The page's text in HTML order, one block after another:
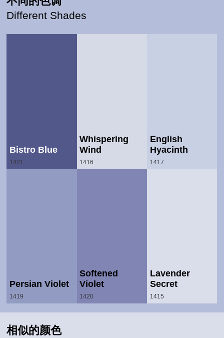
Different Shades
Bistro Blue
1421
Whispering
Wind
1416
English
Hyacinth
1417
Persian Violet
1419
Softened
Violet
1420
Lavender
Secret
1415
相似的颜色